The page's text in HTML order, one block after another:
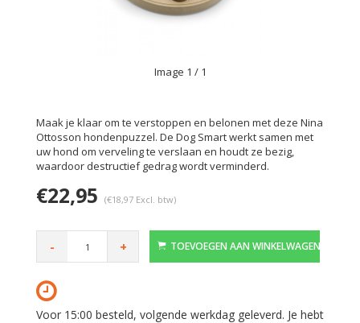
Image 1 / 1
Maak je klaar om te verstoppen en belonen met deze Nina
Ottosson hondenpuzzel. De Dog Smart werkt samen met
uw hond om verveling te verslaan en houdt ze bezig,
waardoor destructief gedrag wordt verminderd.
€22,95 (€18,97 Excl. btw)
- + TOEVOEGEN AAN WINKELWAGEN
Voor 15:00 besteld, volgende werkdag geleverd. Je hebt